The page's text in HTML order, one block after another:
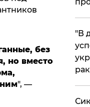
без
но вместо
", —
​"В